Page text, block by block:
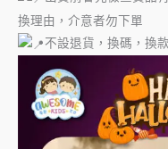
換理由，介意者勿下單
不設退貨，換碼，換